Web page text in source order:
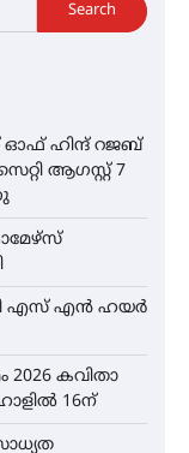
Search
ഓഫ് ഹിന്ദ് റജബ്
ആഗസ്റ്റ് 7
എസ് എൻ ഹയർ
2026 കവിതാ
16ന്